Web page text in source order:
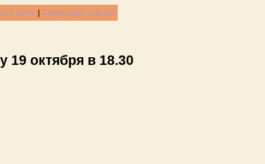
в ветке| Следующее в ветке
19 октября в 18.30